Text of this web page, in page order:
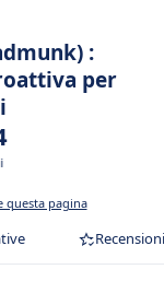
:
per
questa pagina
Recensioni